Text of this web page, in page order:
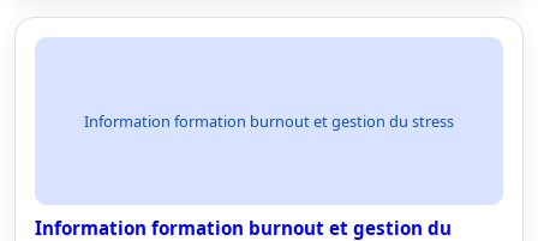
Information formation burnout et gestion du stress
Information formation burnout et gestion du